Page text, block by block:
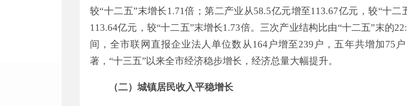
较“十二五”末增长1.71倍；第二产业从58.5亿元增至113.67亿元，较“十二
113.64亿元， 较“十二五”末增长1.73倍。三次产业结构比由“十二五”末的
间，全市联网直报企业法人单位数从164户增至239 户，五年共增加75
著 ， “十三五”以来全市经济稳步增长，经济总量大幅提升。
（二）城镇居民收入平稳增长